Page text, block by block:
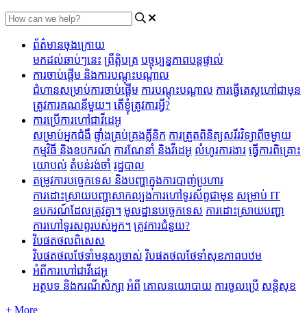
ព័ត៌មានចុងក្រោយ
មកដល់ឆាប់ៗនេះ ព្រឹត្តិបត្រ បច្ចុប្បន្នភាពបន្តផ្ទាល់
ការចាប់ផ្តើម និងការបណ្តុះបណ្តាល
ជំហានសម្រាប់ការចាប់ផ្តើម ការបណ្តុះបណ្តាល ការធ្វើតេស្តហៅជាមុន
ត្រូវការគណនីមួយ។ តើខ្ញុំត្រូវការអ្វី?
ការប្រើការហៅជាវីដេអូ
សម្រាប់អ្នកជំងឺ ផ្ទាំងគ្រប់គ្រងគ្លីនិក ការត្រួតពិនិត្យសរីរវិទ្យាពីចម្ងាយ
កម្មវិធី និងឧបករណ៍ ការណែនាំ និងវីដេអូ លំហូរការងារ ធ្វើការពិគ្រោះ
យោបល់ តំបន់រង់ចាំ រដ្ឋបាល
តម្រូវការបច្ចេកទេស និងបញ្ហាក្នុងការបាញ់ប្រហារ
ការដោះស្រាយបញ្ហាសាកល្បងការហៅទូរស័ព្ទជាមុន សម្រាប់ IT
ឧបករណ៍ដែលត្រូវគ្នា។ មូលដ្ឋានបច្ចេកទេស ការដោះស្រាយបញ្ហា
ការហៅទូរសព្ទរបស់អ្នក។ ត្រូវការជំនួយ?
វិបផតថលពិសេស
វិបផតថលថែទាំមនុស្សចាស់ វិបផតថលថែទាំសុខភាពបឋម
អំពីការហៅជាវីដេអូ
អត្ថបទ និងករណីសិក្សា អំពី គោលនយោបាយ ការចូលប្រើ សន្តិសុខ
+ More